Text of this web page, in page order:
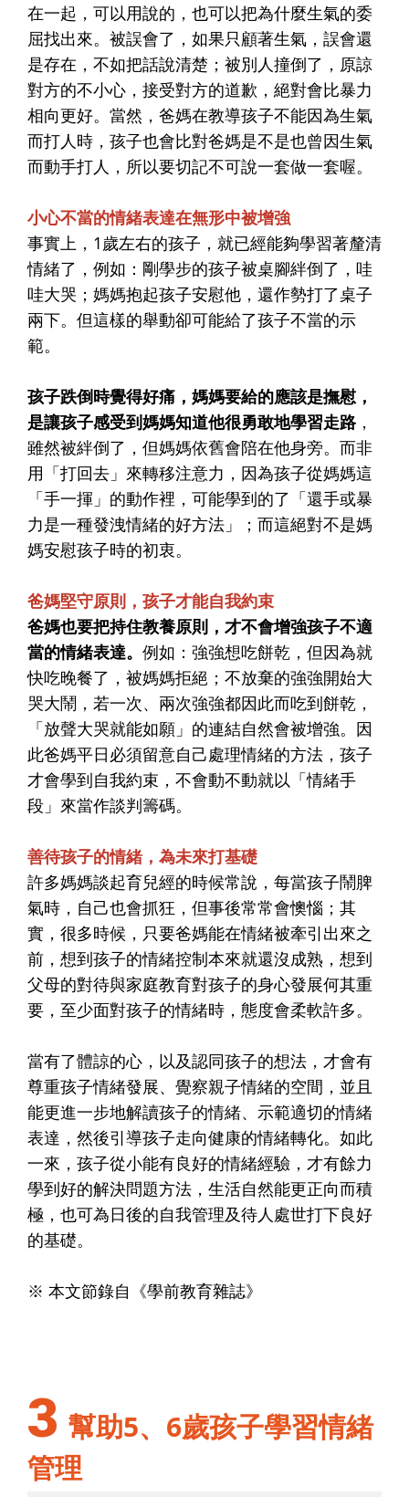
在一起，可以用說的，也可以把為什麼生氣的委
屈找出來。被誤會了，如果只顧著生氣，誤會還
是存在，不如把話說清楚；被別人撞倒了，原諒
對方的不小心，接受對方的道歉，絕對會比暴力
相向更好。當然，爸媽在教導孩子不能因為生氣
而打人時，孩子也會比對爸媽是不是也曾因生氣
而動手打人，所以要切記不可說一套做一套喔。
小心不當的情緒表達在無形中被增強
事實上，1歲左右的孩子，就已經能夠學習著釐清
情緒了，例如：剛學步的孩子被桌腳絆倒了，哇
哇大哭；媽媽抱起孩子安慰他，還作勢打了桌子
兩下。但這樣的舉動卻可能給了孩子不當的示
範。
孩子跌倒時覺得好痛，媽媽要給的應該是撫慰，
是讓孩子感受到媽媽知道他很勇敢地學習走路，
雖然被絆倒了，但媽媽依舊會陪在他身旁。而非
用「打回去」來轉移注意力，因為孩子從媽媽這
「手一揮」的動作裡，可能學到的了「還手或暴
力是一種發洩情緒的好方法」；而這絕對不是媽
媽安慰孩子時的初衷。
爸媽堅守原則，孩子才能自我約束
爸媽也要把持住教養原則，才不會增強孩子不適
當的情緒表達。 例如：強強想吃餅乾，但因為就
快吃晚餐了，被媽媽拒絕；不放棄的強強開始大
哭大鬧，若一次、兩次強強都因此而吃到餅乾，
「放聲大哭就能如願」的連結自然會被增強。因
此爸媽平日必須留意自己處理情緒的方法，孩子
才會學到自我約束，不會動不動就以「情緒手
段」來當作談判籌碼。
善待孩子的情緒，為未來打基礎
許多媽媽談起育兒經的時候常說，每當孩子鬧脾
氣時，自己也會抓狂，但事後常常會懊惱；其
實，很多時候，只要爸媽能在情緒被牽引出來之
前，想到孩子的情緒控制本來就還沒成熟，想到
父母的對待與家庭教育對孩子的身心發展何其重
要，至少面對孩子的情緒時，態度會柔軟許多。
當有了體諒的心，以及認同孩子的想法，才會有
尊重孩子情緒發展、覺察親子情緒的空間，並且
能更進一步地解讀孩子的情緒、示範適切的情緒
表達，然後引導孩子走向健康的情緒轉化。如此
一來，孩子從小能有良好的情緒經驗，才有餘力
學到好的解決問題方法，生活自然能更正向而積
極，也可為日後的自我管理及待人處世打下良好
的基礎。
※ 本文節錄自《學前教育雜誌》
3 幫助5、6歲孩子學習情緒
管理